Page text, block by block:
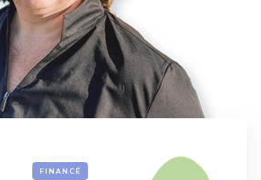
FINANCÉ